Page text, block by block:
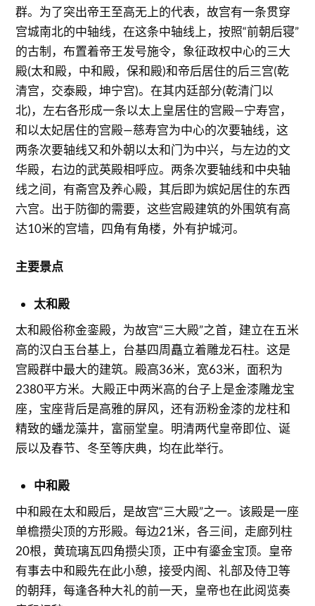
群。为了突出帝王至高无上的代表，故宫有一条贯穿
宫城南北的中轴线，在这条中轴线上，按照“前朝后寝”
的古制，布置着帝王发号施令，象征政权中心的三大
殿(太和殿，中和殿，保和殿)和帝后居住的后三宫(乾
清宫，交泰殿，坤宁宫)。在其内廷部分(乾清门以
北)，左右各形成一条以太上皇居住的宫殿—宁寿宫，
和以太妃居住的宫殿—慈寿宫为中心的次要轴线，这
两条次要轴线又和外朝以太和门为中兴，与左边的文
华殿，右边的武英殿相呼应。两条次要轴线和中央轴
线之间，有斋宫及养心殿，其后即为嫔妃居住的东西
六宫。出于防御的需要，这些宫殿建筑的外围筑有高
达10米的宫墙，四角有角楼，外有护城河。
主要景点
太和殿
太和殿俗称金銮殿，为故宫“三大殿”之首，建立在五米
高的汉白玉台基上，台基四周矗立着雕龙石柱。这是
宫殿群中最大的建筑。殿高36米，宽63米，面积为
2380平方米。大殿正中两米高的台子上是金漆雕龙宝
座，宝座背后是高雅的屏风，还有沥粉金漆的龙柱和
精致的蟠龙藻井，富丽堂皇。明清两代皇帝即位、诞
辰以及春节、冬至等庆典，均在此举行。
中和殿
中和殿在太和殿后，是故宫“三大殿”之一。该殿是一座
单檐攒尖顶的方形殿。每边21米，各三间，走廊列柱
20根，黄琉璃瓦四角攒尖顶，正中有鎏金宝顶。皇帝
有事去中和殿先在此小憩，接受内阁、礼部及侍卫等
的朝拜，每逢各种大礼的前一天，皇帝也在此阅览奏